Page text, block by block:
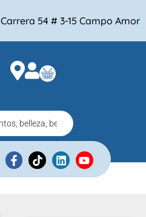
Carrera 54 # 3-15 Campo Amor